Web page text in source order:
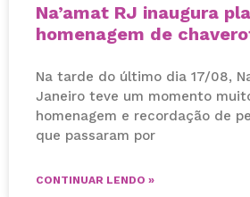
Na’amat RJ inaugura
homenagem de
Na tarde do último dia 17/08,
Janeiro teve um momento
homenagem e recordação de
que passaram por
CONTINUAR LENDO »